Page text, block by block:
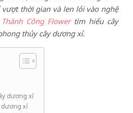
thời gian và len lỏi vào nghệ
Thành Công Flowertìm hiểu cây
thủy cây dương xỉ.
dương xỉ
dương xỉ